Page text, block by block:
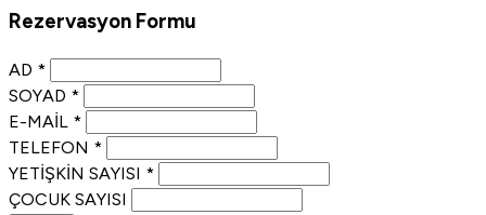
Rezervasyon Formu
AD *
SOYAD *
E-MAIL *
TELEFON *
YETIŞKIN SAYISI *
ÇOCUK SAYISI